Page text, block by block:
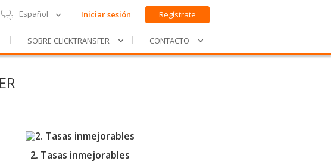
Español Iniciar sesión Regístrate
SOBRE CLICKTRANSFER CONTACTO
2. Tasas inmejorables